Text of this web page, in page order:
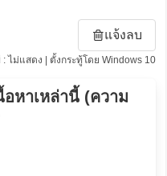
แจ้งลบ
: ไม่แสดง | ตั้งกระทู้โดย Windows 10
หาเหล่านี้ (ความ